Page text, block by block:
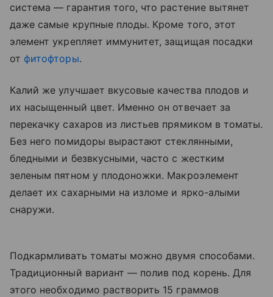
система — гарантия того, что растение вытянет
даже самые крупные плоды. Кроме того, этот
элемент укрепляет иммунитет, защищая посадки
от фитофторы.
Калий же улучшает вкусовые качества плодов и
их насыщенный цвет. Именно он отвечает за
перекачку сахаров из листьев прямиком в томаты.
Без него помидоры вырастают стеклянными,
бледными и безвкусными, часто с жестким
зеленым пятном у плодоножки. Макроэлемент
делает их сахарными на изломе и ярко-алыми
снаружи.
Подкармливать томаты можно двумя способами.
Традиционный вариант — полив под корень. Для
этого необходимо растворить 15 граммов